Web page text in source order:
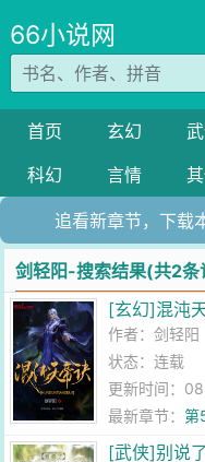
66小说网
首页 玄幻
科幻
言情
追看新章节，下载
剑轻阳-搜索结果(共2条
[玄幻]混沌
作者：剑轻阳
状态：连载
更新时间：
最新章节：第
[武侠]别说